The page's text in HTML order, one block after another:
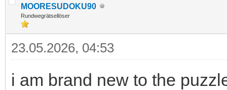
MOORESUDOKU90
Rundwegrätsellöser
23.05.2026, 04:53
i am brand new to the